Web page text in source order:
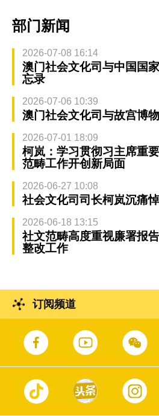
部门新闻
2026-07-08 16:14
澳门社会文化司与中国国
忘录
2026-07-06 10:39
澳门社会文化司与故宫博
2026-07-01 18:09
柯岚：学习贯彻习主席重
范畴工作开创新局面
2026-06-27 10:08
社会文化司司长柯岚沉痛
2026-06-18 13:15
社文范畴高度重视廉署报
整改工作
订阅频道